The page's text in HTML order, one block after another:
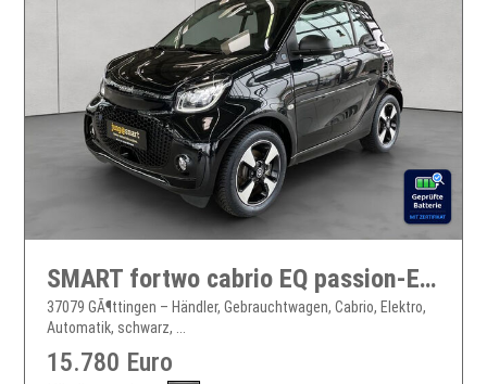
SMART fortwo cabrio EQ passion-Exclusive-22 kW-WinterP smart fortwo electric drive
37079 GÃ¶ttingen – Händler, Gebrauchtwagen, Cabrio, Elektro,
Automatik, schwarz, ...
15.780 Euro